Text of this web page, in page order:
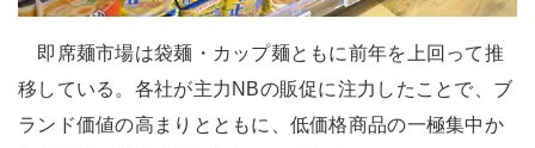
即席麺市場は袋麺・カップ麺ともに前年を上回って推
移している。各社が主力NBの販促に注力したことで、ブ
ランド価値の高まりとともに、低価格商品の一極集中か